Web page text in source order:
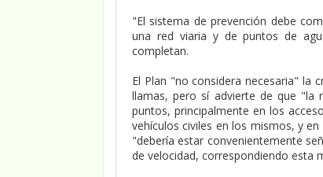
"El sistema de prevención debe
una red viaria y de puntos de
completan.
El Plan "no considera necesaria" la
llamas, pero sí advierte de que "la
puntos, principalmente en los
vehículos civiles en los mismos, y
"debería estar convenientemente
de velocidad, correspondiendo esta